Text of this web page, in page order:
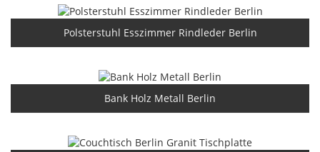
Polsterstuhl Esszimmer Rindleder Berlin
Bank Holz Metall Berlin